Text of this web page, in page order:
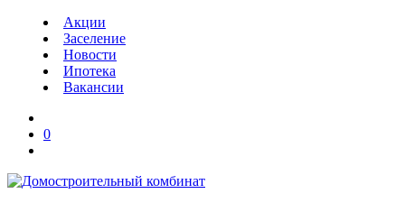
Акции
Заселение
Новости
Ипотека
Вакансии
0